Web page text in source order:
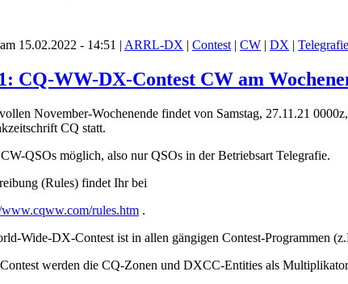
15.02.2022 - 14:51 | ARRL-DX | Contest | CW | DX | Telegrafie
CQ-WW-DX-Contest CW am
November-Wochenende findet von Samstag, 27.11.21
CQ statt.
QSOs möglich, also nur QSOs in der Betriebsart Telegrafie.
(Rules) findet Ihr bei
rules.htm .
Wide-DX-Contest ist in allen gängigen Contest-Programmen
werden die CQ-Zonen und DXCC-Entities als